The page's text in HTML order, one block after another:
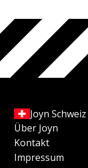
Joyn Schweiz
Über Joyn
Kontakt
Impressum